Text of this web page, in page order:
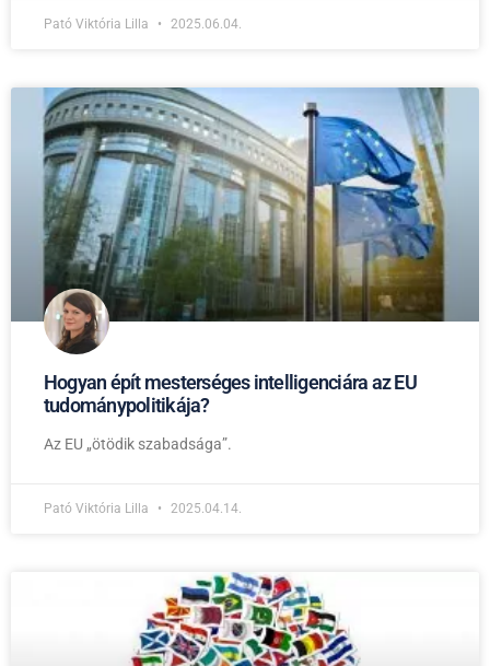
Pató Viktória Lilla 2025.06.04.
Hogyan épít mesterséges intelligenciára az EU
tudománypolitikája?
Az EU „ötödik szabadsága”.
Pató Viktória Lilla 2025.04.14.